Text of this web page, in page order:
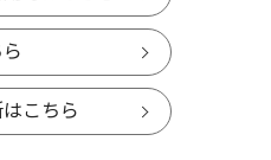
こちら